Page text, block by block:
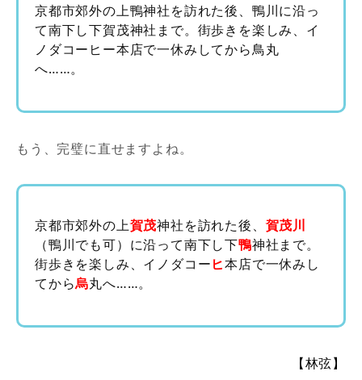
京都市郊外の上鴨神社を訪れた後、鴨川に沿っ
て南下し下賀茂神社まで。街歩きを楽しみ、イ
ノダコーヒー本店で一休みしてから鳥丸
へ……。
もう、完璧に直せますよね。
京都市郊外の上賀茂神社を訪れた後、賀茂川
（鴨川でも可）に沿って南下し下鴨神社まで。
街歩きを楽しみ、イノダコーヒ本店で一休みし
てから烏丸へ……。
【林弦】